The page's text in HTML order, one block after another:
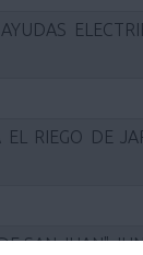
RIEGO DE
SAN JUAN"